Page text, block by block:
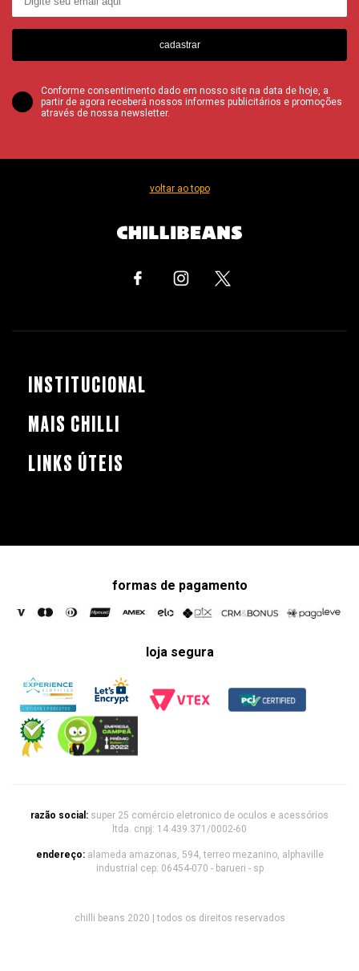
cadastrar
Conforme consentimento dado em nosso site na data de hoje, a
partir de agora receberá nossos informes publicitários e promoções
através de nossa newsletter.
voltar ao topo
INSTITUCIONAL
MAIS CHILLI
LINKS ÚTEIS
formas de pagamento
loja segura
razão social: super 25 comércio eletronico de oculos e acessórios
ltda. cnpj: 14.439.371/0002-60
endereço: alameda amazonas, 594, terreo mezanino, alphaville
industrial cep: 06454-070 - barueri - sp
chilli beans 2020 | todos os direitos reservados